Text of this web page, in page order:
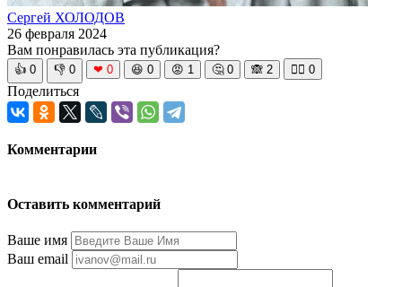
Сергей ХОЛОДОВ
26 февраля 2024
Вам понравилась эта публикация?
👍 0 👎 0 ❤ 0 😆 0 😡 1 🤔 0 🙈 2 🧘‍♀️ 0
Поделиться
Комментарии
Оставить комментарий
Ваше имя
Ваш email